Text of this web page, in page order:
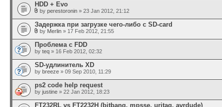
HDD + Evo
by perestoronin » 23 Jan 2012, 21:12
Задержка при загрузке чего-либо с SD-card
by Merlin » 17 Feb 2012, 21:55
Проблема с FDD
by teq » 16 Feb 2012, 02:32
SD-удлинитель XD
by breeze » 09 Sep 2010, 11:29
ps2 code help request
by justine » 22 Jan 2012, 18:23
FT232RL vs FT2232H (bitbang, mpsse, urjtag, avrdude)